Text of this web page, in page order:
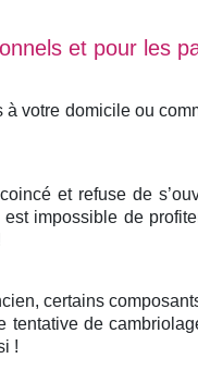
et pour les
votre domicile ou
et refuse de
impossible de
certains
tentative de
!